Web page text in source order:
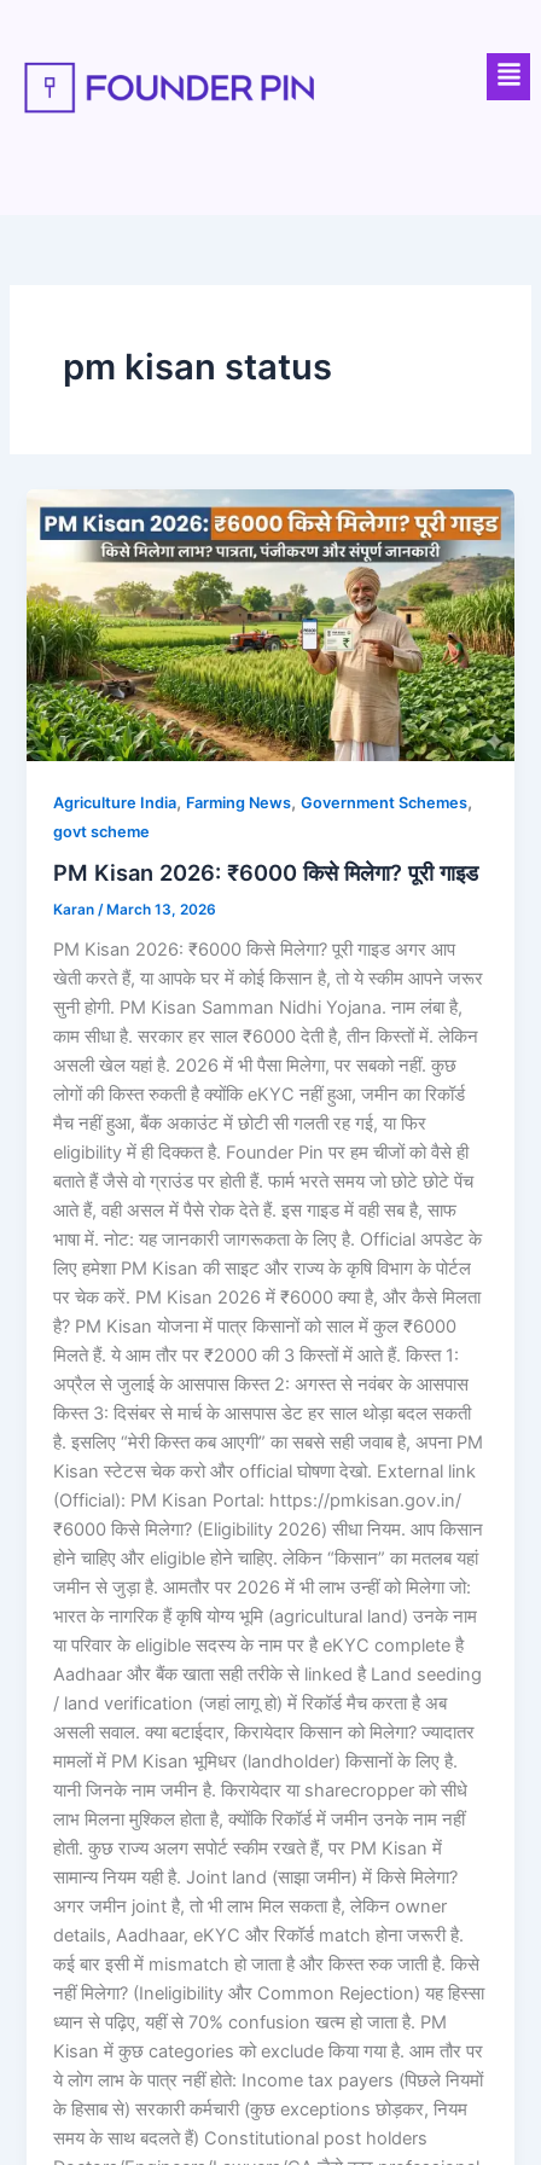
content
pm kisan status
Agriculture India, Farming News,Government Schemes,
govt scheme
PM Kisan 2026: ₹6000 किसे मिलेगा? पूरी गाइड
Karan/ March 13, 2026
PM Kisan 2026: ₹6000 किसे मिलेगा? पूरी गाइड अगर आप
खेती करते हैं, या आपके घर में कोई किसान है, तो ये स्कीम आपने जरूर
सुनी होगी. PM Kisan Samman Nidhi Yojana. नाम लंबा है,
काम सीधा है. सरकार हर साल ₹6000 देती है, तीन किस्तों में. लेकिन
असली खेल यहां है. 2026 में भी पैसा मिलेगा, पर सबको नहीं. कुछ
लोगों की किस्त रुकती है क्योंकि eKYC नहीं हुआ, जमीन का रिकॉर्ड
मैच नहीं हुआ, बैंक अकाउंट में छोटी सी गलती रह गई, या फिर
eligibility में ही दिक्कत है. Founder Pin पर हम चीजों को वैसे ही
बताते हैं जैसे वो ग्राउंड पर होती हैं. फार्म भरते समय जो छोटे छोटे पेंच
आते हैं, वही असल में पैसे रोक देते हैं. इस गाइड में वही सब है, साफ
भाषा में. नोट: यह जानकारी जागरूकता के लिए है. Official अपडेट के
लिए हमेशा PM Kisan की साइट और राज्य के कृषि विभाग के पोर्टल
पर चेक करें. PM Kisan 2026 में ₹6000 क्या है, और कैसे मिलता
है? PM Kisan योजना में पात्र किसानों को साल में कुल ₹6000
मिलते हैं. ये आम तौर पर ₹2000 की 3 किस्तों में आते हैं. किस्त 1:
अप्रैल से जुलाई के आसपास किस्त 2: अगस्त से नवंबर के आसपास
किस्त 3: दिसंबर से मार्च के आसपास डेट हर साल थोड़ा बदल सकती
है. इसलिए “मेरी किस्त कब आएगी” का सबसे सही जवाब है, अपना PM
Kisan स्टेटस चेक करो और official घोषणा देखो. External link
(Official): PM Kisan Portal: https://pmkisan.gov.in/
₹6000 किसे मिलेगा? (Eligibility 2026) सीधा नियम. आप किसान
होने चाहिए और eligible होने चाहिए. लेकिन “किसान” का मतलब यहां
जमीन से जुड़ा है. आमतौर पर 2026 में भी लाभ उन्हीं को मिलेगा जो:
भारत के नागरिक हैं कृषि योग्य भूमि (agricultural land) उनके नाम
या परिवार के eligible सदस्य के नाम पर है eKYC complete है
Aadhaar और बैंक खाता सही तरीके से linked है Land seeding
/ land verification (जहां लागू हो) में रिकॉर्ड मैच करता है अब
असली सवाल. क्या बटाईदार, किरायेदार किसान को मिलेगा? ज्यादातर
मामलों में PM Kisan भूमिधर (landholder) किसानों के लिए है.
यानी जिनके नाम जमीन है. किरायेदार या sharecropper को सीधे
लाभ मिलना मुश्किल होता है, क्योंकि रिकॉर्ड में जमीन उनके नाम नहीं
होती. कुछ राज्य अलग सपोर्ट स्कीम रखते हैं, पर PM Kisan में
सामान्य नियम यही है. Joint land (साझा जमीन) में किसे मिलेगा?
अगर जमीन joint है, तो भी लाभ मिल सकता है, लेकिन owner
details, Aadhaar, eKYC और रिकॉर्ड match होना जरूरी है.
कई बार इसी में mismatch हो जाता है और किस्त रुक जाती है. किसे
नहीं मिलेगा? (Ineligibility और Common Rejection) यह हिस्सा
ध्यान से पढ़िए, यहीं से 70% confusion खत्म हो जाता है. PM
Kisan में कुछ categories को exclude किया गया है. आम तौर पर
ये लोग लाभ के पात्र नहीं होते: Income tax payers (पिछले नियमों
के हिसाब से) सरकारी कर्मचारी (कुछ exceptions छोड़कर, नियम
समय के साथ बदलते हैं) Constitutional post holders